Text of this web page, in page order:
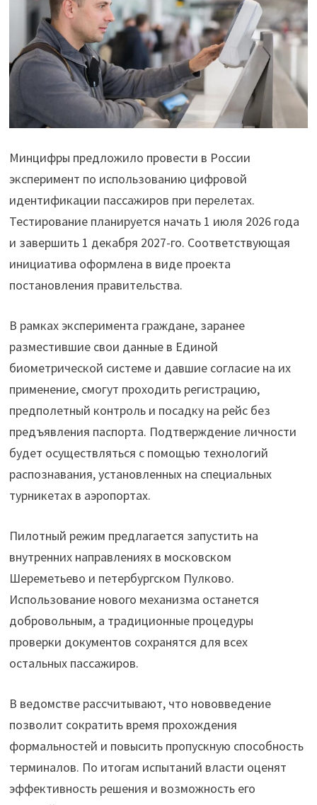
Минцифры предложило провести в России
эксперимент по использованию цифровой
идентификации пассажиров при перелетах.
Тестирование планируется начать 1 июля 2026 года
и завершить 1 декабря 2027-го. Соответствующая
инициатива оформлена в виде проекта
постановления правительства.
В рамках эксперимента граждане, заранее
разместившие свои данные в Единой
биометрической системе и давшие согласие на их
применение, смогут проходить регистрацию,
предполетный контроль и посадку на рейс без
предъявления паспорта. Подтверждение личности
будет осуществляться с помощью технологий
распознавания, установленных на специальных
турникетах в аэропортах.
Пилотный режим предлагается запустить на
внутренних направлениях в московском
Шереметьево и петербургском Пулково.
Использование нового механизма останется
добровольным, а традиционные процедуры
проверки документов сохранятся для всех
остальных пассажиров.
В ведомстве рассчитывают, что нововведение
позволит сократить время прохождения
формальностей и повысить пропускную способность
терминалов. По итогам испытаний власти оценят
эффективность решения и возможность его